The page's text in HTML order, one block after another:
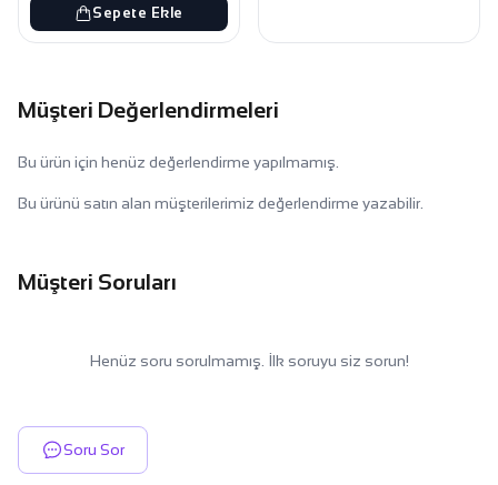
Sepete Ekle
Müşteri Değerlendirmeleri
Bu ürün için henüz değerlendirme yapılmamış.
Bu ürünü satın alan müşterilerimiz değerlendirme yazabilir.
Müşteri Soruları
Henüz soru sorulmamış. İlk soruyu siz sorun!
Soru Sor